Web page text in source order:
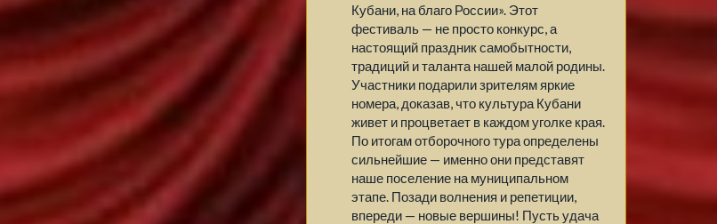
Кубани, на благо России». Этот
фестиваль — не просто конкурс, а
настоящий праздник самобытности,
традиций и таланта нашей малой родины.
Участники подарили зрителям яркие
номера, доказав, что культура Кубани
живет и процветает в каждом уголке края.
По итогам отборочного тура определены
сильнейшие — именно они представят
наше поселение на муниципальном
этапе. Позади волнения и репетиции,
впереди — новые вершины! Пусть удача